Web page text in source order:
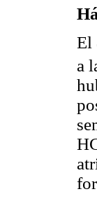
El
a